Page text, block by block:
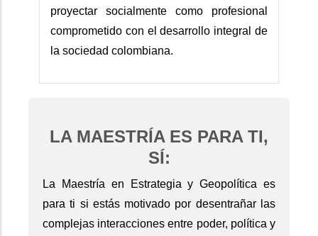
proyectar socialmente como profesional
comprometido con el desarrollo integral de
la sociedad colombiana.
LA MAESTRÍA ES PARA TI,
SÍ:
La Maestría en Estrategia y Geopolítica es
para ti si estás motivado por desentrañar las
complejas interacciones entre poder, política y